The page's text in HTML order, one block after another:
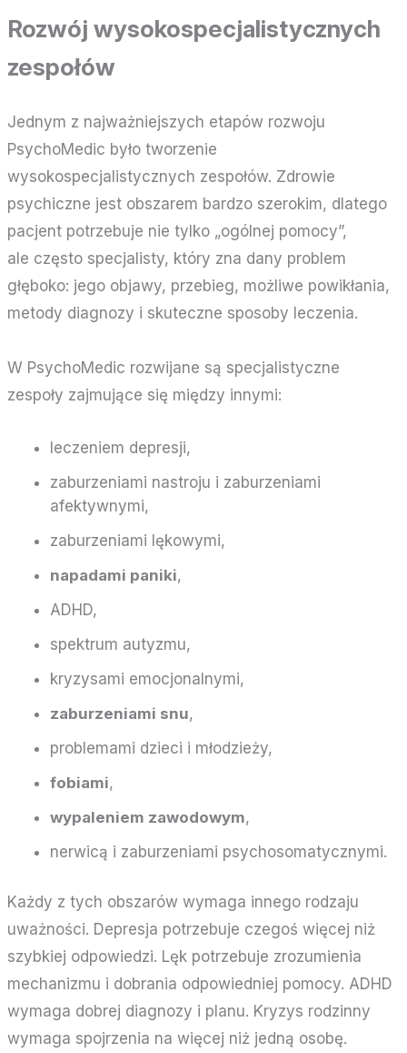
Rozwój wysokospecjalistycznych
zespołów
Jednym z najważniejszych etapów rozwoju
PsychoMedic było tworzenie
wysokospecjalistycznych zespołów. Zdrowie
psychiczne jest obszarem bardzo szerokim, dlatego
pacjent potrzebuje nie tylko „ogólnej pomocy”,
ale często specjalisty, który zna dany problem
głęboko: jego objawy, przebieg, możliwe powikłania,
metody diagnozy i skuteczne sposoby leczenia.
W PsychoMedic rozwijane są specjalistyczne
zespoły zajmujące się między innymi:
leczeniem depresji,
zaburzeniami nastroju i zaburzeniami
afektywnymi,
zaburzeniami lękowymi,
napadami paniki,
ADHD,
spektrum autyzmu,
kryzysami emocjonalnymi,
zaburzeniami snu,
problemami dzieci i młodzieży,
fobiami,
wypaleniem zawodowym,
nerwicą i zaburzeniami psychosomatycznymi.
Każdy z tych obszarów wymaga innego rodzaju
uważności. Depresja potrzebuje czegoś więcej niż
szybkiej odpowiedzi. Lęk potrzebuje zrozumienia
mechanizmu i dobrania odpowiedniej pomocy. ADHD
wymaga dobrej diagnozy i planu. Kryzys rodzinny
wymaga spojrzenia na więcej niż jedną osobę.